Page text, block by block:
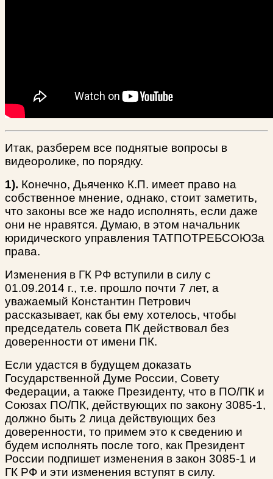
Итак, разберем все поднятые вопросы в
видеоролике, по порядку.
1). Конечно, Дьяченко К.П. имеет право на
собственное мнение, однако, стоит заметить,
что законы все же надо исполнять, если даже
они не нравятся. Думаю, в этом начальник
юридического управления ТАТПОТРЕБСОЮЗа
права.
Изменения в ГК РФ вступили в силу с
01.09.2014 г., т.е. прошло почти 7 лет, а
уважаемый Константин Петрович
рассказывает, как бы ему хотелось, чтобы
председатель совета ПК действовал без
доверенности от имени ПК.
Если удастся в будущем доказать
Государственной Думе России, Совету
Федерации, а также Президенту, что в ПО/ПК и
Союзах ПО/ПК, действующих по закону 3085-1,
должно быть 2 лица действующих без
доверенности, то примем это к сведению и
будем исполнять после того, как Президент
России подпишет изменения в закон 3085-1 и
ГК РФ и эти изменения вступят в силу.